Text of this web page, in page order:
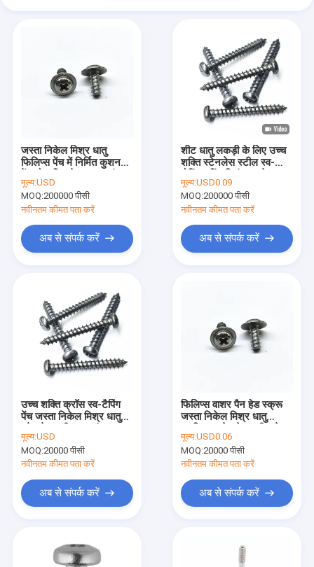
उत्पादों
जस्ता निकेल मिश्र धातु
फिलिप्स पेंच में निर्मित कुशन
टैपिंग पेंच
मूल्य:USD
MOQ:200000 पीसी
नवीनतम कीमत पता करें
अब से संपर्क करें
शीट धातु लकड़ी के लिए उच्च
शक्ति स्टेनलेस स्टील स्व-
सिर तेज बिंदु संक्षारण प्रतिरोधी
विविध आकार
मूल्य:USD0.09
MOQ:200000 पीसी
नवीनतम कीमत पता करें
अब से संपर्क करें
उच्च शक्ति क्रॉस स्व-टैपिंग
पेंच जस्ता निकेल मिश्र धातु
मूल्य:USD
MOQ:20000 पीसी
नवीनतम कीमत पता करें
अब से संपर्क करें
फिलिप्स वाशर पैन हेड स्क्रू
जस्ता निकेल मिश्र धातु
लिए स्व-टैपिंग स्क्रू मूल रंग
मूल्य:USD0.06
MOQ:20000 पीसी
नवीनतम कीमत पता करें
अब से संपर्क करें